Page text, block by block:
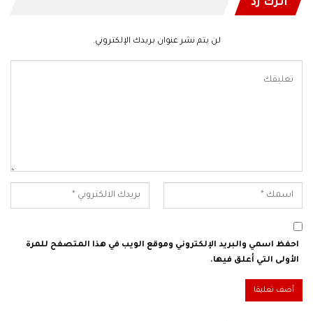
اترك رد
لن يتم نشر عنوان بريدك الإلكتروني.
احفظ اسمي والبريد الإلكتروني وموقع الويب في هذا المتصفح للمرة
الأولى التي أعلق فيها.